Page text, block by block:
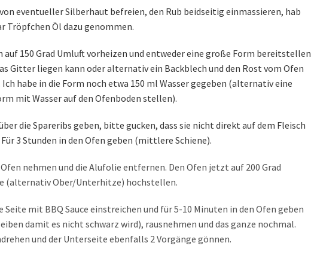
eventueller Silberhaut befreien, den Rub beidseitig einmassieren, hab
Tröpfchen Öl dazu genommen.
auf 150 Grad Umluft vorheizen und entweder eine große Form bereitstellen
Gitter liegen kann oder alternativ ein Backblech und den Rost vom Ofen
Ich habe in die Form noch etwa 150 ml Wasser gegeben (alternativ eine
mit Wasser auf den Ofenboden stellen).
die Spareribs geben, bitte gucken, dass sie nicht direkt auf dem Fleisch
3 Stunden in den Ofen geben (mittlere Schiene).
Ofen nehmen und die Alufolie entfernen. Den Ofen jetzt auf 200 Grad
(alternativ Ober/Unterhitze) hochstellen.
Seite mit BBQ Sauce einstreichen und für 5-10 Minuten in den Ofen geben
damit es nicht schwarz wird), rausnehmen und das ganze nochmal.
und der Unterseite ebenfalls 2 Vorgänge gönnen.